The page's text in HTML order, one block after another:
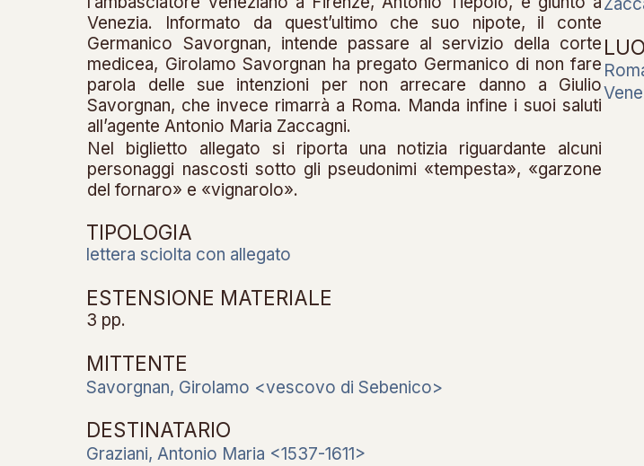
Venezia. Informato da quest’ultimo che suo nipote, il conte
Germanico Savorgnan, intende passare al servizio della corte
medicea, Girolamo Savorgnan ha pregato Germanico di non fare
parola delle sue intenzioni per non arrecare danno a Giulio
Savorgnan, che invece rimarrà a Roma. Manda infine i suoi saluti
all’agente Antonio Maria Zaccagni.
Nel biglietto allegato si riporta una notizia riguardante alcuni
personaggi nascosti sotto gli pseudonimi «tempesta», «garzone
del fornaro» e «vignarolo».
TIPOLOGIA
lettera sciolta con allegato
ESTENSIONE MATERIALE
3 pp.
MITTENTE
Savorgnan, Girolamo <vescovo di Sebenico>
DESTINATARIO
Graziani, Antonio Maria <1537-1611>